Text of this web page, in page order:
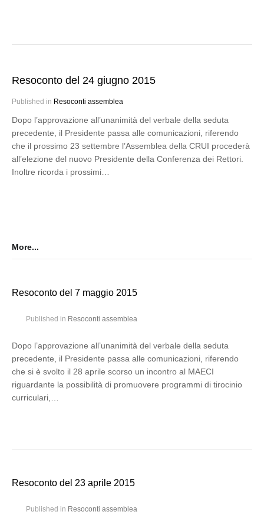
Resoconto del 24 giugno 2015
Published in Resoconti assemblea
Dopo l’approvazione all’unanimità del verbale della seduta
precedente, il Presidente passa alle comunicazioni, riferendo
che il prossimo 23 settembre l’Assemblea della CRUI procederà
all’elezione del nuovo Presidente della Conferenza dei Rettori.
Inoltre ricorda i prossimi…
More...
Resoconto del 7 maggio 2015
Published in Resoconti assemblea
Dopo l’approvazione all’unanimità del verbale della seduta
precedente, il Presidente passa alle comunicazioni, riferendo
che si è svolto il 28 aprile scorso un incontro al MAECI
riguardante la possibilità di promuovere programmi di tirocinio
curriculari,…
Resoconto del 23 aprile 2015
Published in Resoconti assemblea